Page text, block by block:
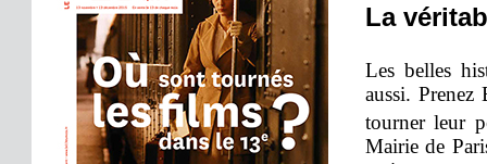
La
Les belles
aussi.
tourner leur
Mairie de